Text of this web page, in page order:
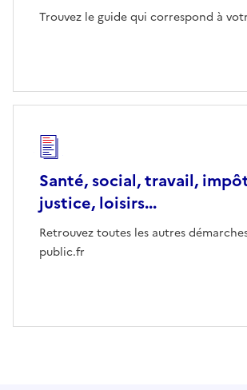
Trouvez le guide qui correspond à
Santé, social, travail,
justice, loisirs...
Retrouvez toutes les autres
public.fr